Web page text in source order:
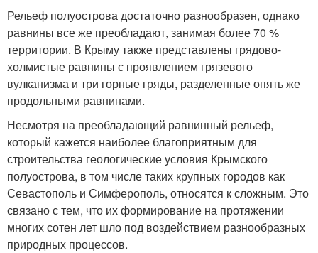
Рельеф полуострова достаточно разнообразен, однако
равнины все же преобладают, занимая более 70 %
территории. В Крыму также представлены грядово-
холмистые равнины с проявлением грязевого
вулканизма и три горные гряды, разделенные опять же
продольными равнинами.
Несмотря на преобладающий равнинный рельеф,
который кажется наиболее благоприятным для
строительства геологические условия Крымского
полуострова, в том числе таких крупных городов как
Севастополь и Симферополь, относятся к сложным. Это
связано с тем, что их формирование на протяжении
многих сотен лет шло под воздействием разнообразных
природных процессов.